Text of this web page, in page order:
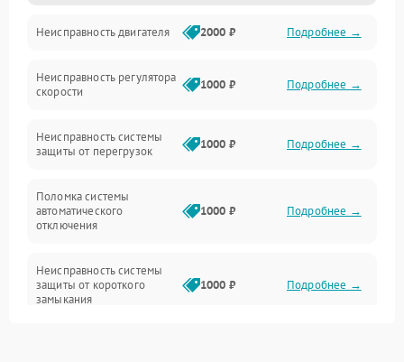
Электропитание
Привод
Неисправность двигателя 2000 ₽ Подробнее →
Неисправность регулятора
скорости
1000 ₽ Подробнее →
Неисправность системы
защиты от перегрузок
1000 ₽ Подробнее →
Поломка системы
автоматического
отключения
1000 ₽ Подробнее →
Неисправность системы
защиты от короткого
замыкания
1000 ₽ Подробнее →